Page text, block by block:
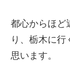
都心からほど
り、栃木に行
思います。